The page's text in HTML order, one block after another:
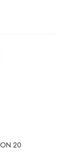
20